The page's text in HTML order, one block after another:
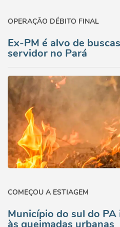
OPERAÇÃO DÉBITO FINAL
Ex-PM é alvo de
servidor no Pará
COMEÇOU A ESTIAGEM
Município do sul do
às queimadas urbanas